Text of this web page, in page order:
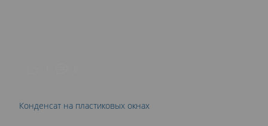
Конденсат на пластиковых окнах